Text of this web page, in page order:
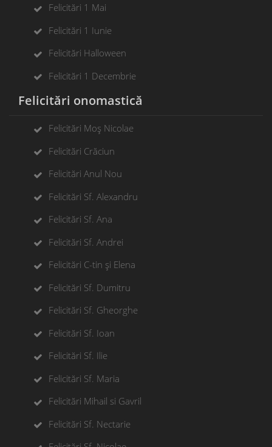
Felicitări 1 Mai
Felicitări 1 Iunie
Felicitări Halloween
Felicitări 1 Decembrie
Felicitări onomastică
Felicitări Moș Nicolae
Felicitări Crăciun
Felicitări Anul Nou
Felicitări Sf. Alexandru
Felicitări Sf. Ana
Felicitări Sf. Andrei
Felicitări C-tin și Elena
Felicitări Sf. Dumitru
Felicitări Sf. Gheorghe
Felicitări Sf. Ioan
Felicitări Sf. Ilie
Felicitări Sf. Maria
Felicitări Mihail si Gavril
Felicitări Sf. Nectarie